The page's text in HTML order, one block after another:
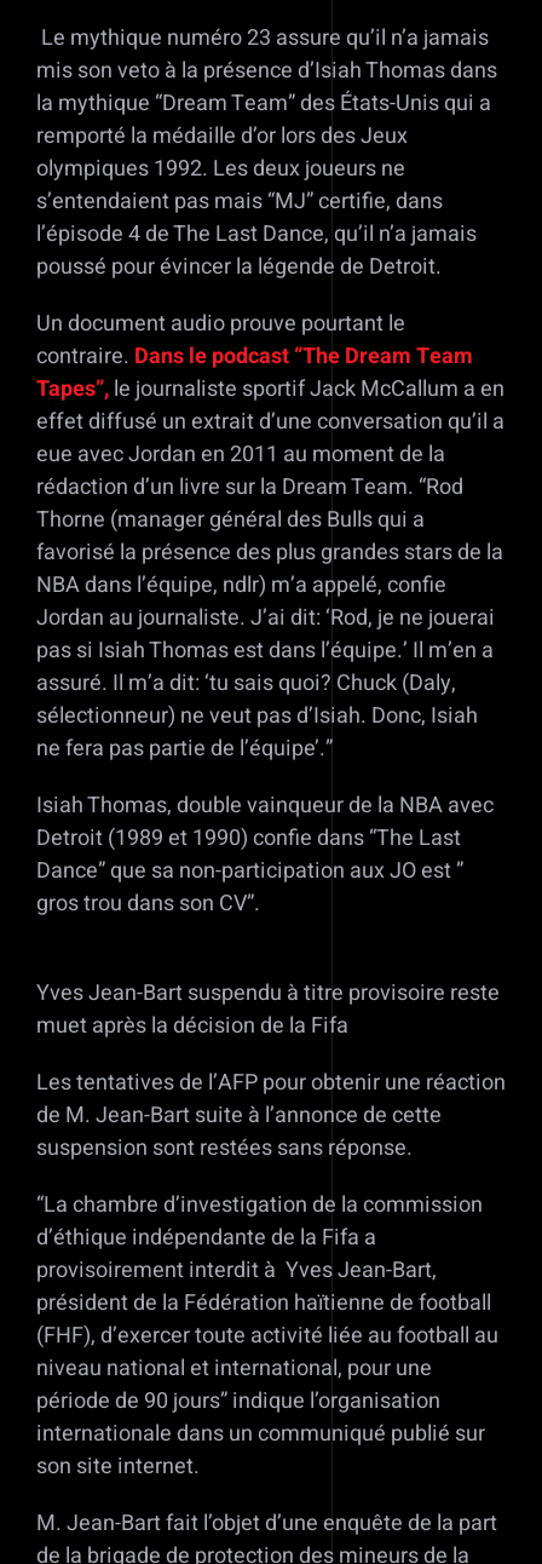
Le mythique numéro 23 assure qu’il n’a jamais
mis son veto à la présence d’Isiah Thomas dans
la mythique “Dream Team” des États-Unis qui a
remporté la médaille d’or lors des Jeux
olympiques 1992. Les deux joueurs ne
s’entendaient pas mais “MJ” certifie, dans
l’épisode 4 de The Last Dance, qu’il n’a jamais
poussé pour évincer la légende de Detroit.
Un document audio prouve pourtant le
contraire. Dans le podcast “The Dream Team
Tapes”,le journaliste sportif Jack McCallum a en
effet diffusé un extrait d’une conversation qu’il a
eue avec Jordan en 2011 au moment de la
rédaction d’un livre sur la Dream Team. “Rod
Thorne (manager général des Bulls qui a
favorisé la présence des plus grandes stars de la
NBA dans l’équipe, ndlr) m’a appelé, confie
Jordan au journaliste. J’ai dit: ‘Rod, je ne jouerai
pas si Isiah Thomas est dans l’équipe.’ Il m’en a
assuré. Il m’a dit: ‘tu sais quoi? Chuck (Daly,
sélectionneur) ne veut pas d’Isiah. Donc, Isiah
ne fera pas partie de l’équipe’.”
Isiah Thomas, double vainqueur de la NBA avec
Detroit (1989 et 1990) confie dans “The Last
Dance” que sa non-participation aux JO est ”
gros trou dans son CV”.
Yves Jean-Bart suspendu à titre provisoire reste
muet après la décision de la Fifa
Les tentatives de l’AFP pour obtenir une réaction
de M. Jean-Bart suite à l’annonce de cette
suspension sont restées sans réponse.
“La chambre d’investigation de la commission
d’éthique indépendante de la Fifa a
provisoirement interdit à Yves Jean-Bart,
président de la Fédération haïtienne de football
(FHF), d’exercer toute activité liée au football au
niveau national et international, pour une
période de 90 jours” indique l’organisation
internationale dans un communiqué publié sur
son site internet.
M. Jean-Bart fait l’objet d’une enquête de la part
de la brigade de protection des mineurs de la